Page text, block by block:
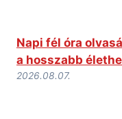
Napi fél óra
a hosszabb
2026.08.07.